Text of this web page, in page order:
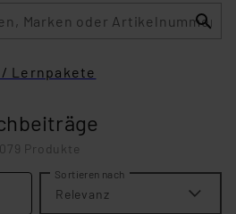
Lernpakete
Produkte
Sortieren nach
Relevanz